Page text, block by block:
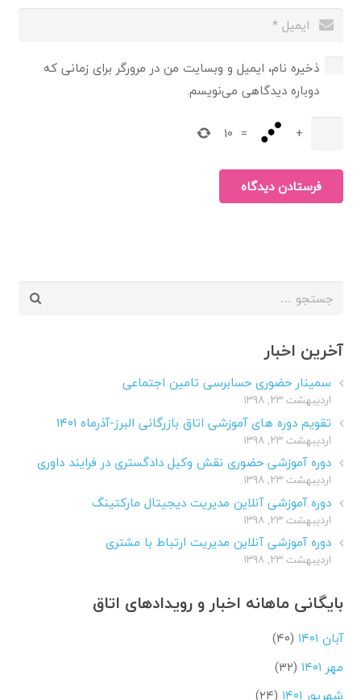
ذخیره نام، ایمیل و وبسایت من در مرورگر برای زمانی که
دوباره دیدگاهی می‌نویسم.
+
=
10
فرستادن دیدگاه
جستجو
آخرین اخبار
سمینار حضوری حسابرسی تامین اجتماعی
اردیبهشت ۲۳, ۱۳۹۸
تقویم دوره های آموزشی اتاق بازرگانی البرز-آذرماه ۱۴۰۱
اردیبهشت ۲۳, ۱۳۹۸
دوره آموزشی حضوری نقش وکیل دادگستری در فرایند داوری
اردیبهشت ۲۳, ۱۳۹۸
دوره آموزشی آنلاین مدیریت دیجیتال مارکتینگ
اردیبهشت ۲۳, ۱۳۹۸
دوره آموزشی آنلاین مدیریت ارتباط با مشتری
اردیبهشت ۲۳, ۱۳۹۸
بایگانی ماهانه اخبار و رویدادهای اتاق
آبان ۱۴۰۱
(۴۰)
مهر ۱۴۰۱
(۳۲)
شهریور ۱۴۰۱
(۲۴)